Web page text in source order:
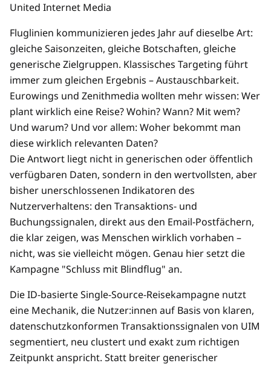
United Internet Media
Fluglinien kommunizieren jedes Jahr auf dieselbe Art:
gleiche Saisonzeiten, gleiche Botschaften, gleiche
generische Zielgruppen. Klassisches Targeting führt
immer zum gleichen Ergebnis – Austauschbarkeit.
Eurowings und Zenithmedia wollten mehr wissen: Wer
plant wirklich eine Reise? Wohin? Wann? Mit wem?
Und warum? Und vor allem: Woher bekommt man
diese wirklich relevanten Daten?
Die Antwort liegt nicht in generischen oder öffentlich
verfügbaren Daten, sondern in den wertvollsten, aber
bisher unerschlossenen Indikatoren des
Nutzerverhaltens: den Transaktions- und
Buchungssignalen, direkt aus den Email-Postfächern,
die klar zeigen, was Menschen wirklich vorhaben –
nicht, was sie vielleicht mögen. Genau hier setzt die
Kampagne "Schluss mit Blindflug" an.
Die ID-basierte Single-Source-Reisekampagne nutzt
eine Mechanik, die Nutzer:innen auf Basis von klaren,
datenschutzkonformen Transaktionssignalen von UIM
segmentiert, neu clustert und exakt zum richtigen
Zeitpunkt anspricht. Statt breiter generischer